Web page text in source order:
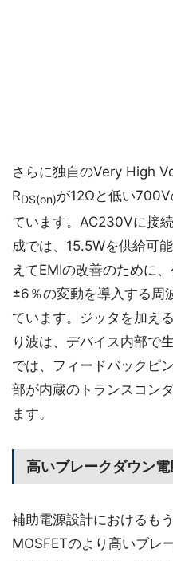
さらに独自のVery High
RDS(on)が12Ωと低い700V
ています。AC230Vに接
成では、15.5Wを供給可
えてEMIの改善のために
±6％の変動を導入する周
ています。ジッタを加え
り波は、デバイス内部で
では、フィードバックピ
部が内蔵のトランスコン
ます。
高いブレークダウン
補助電源設計におけるも
MOSFETのより高いブレ